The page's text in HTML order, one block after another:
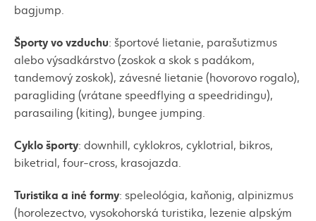
bagjump
Športy vo vzduchu: športové lietanie, parašutizmus
alebo výsadkárstvo (zoskok a skok s padákom,
tandemový zoskok), závesné lietanie (hovorovo rogalo),
paragliding (vrátane speedflying a speedridingu),
parasailing (kiting), bungee jumping
Cyklo športy: downhill, cyklokros, cyklotrial, bikros,
biketrial, four-cross, krasojazda.
Turistika a iné formy: speleológia, kaňonig, alpinizmus
(horolezectvo, vysokohorská turistika, lezenie alpským